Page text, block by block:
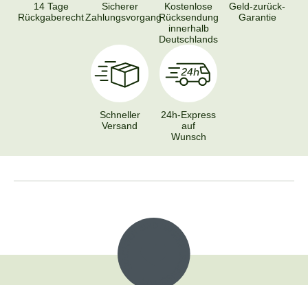
14 Tage
Rückgaberecht
Sicherer
Zahlungsvorgang
Kostenlose
Rücksendung
innerhalb
Deutschlands
Geld-zurück-
Garantie
Schneller
Versand
24h-Express
auf
Wunsch